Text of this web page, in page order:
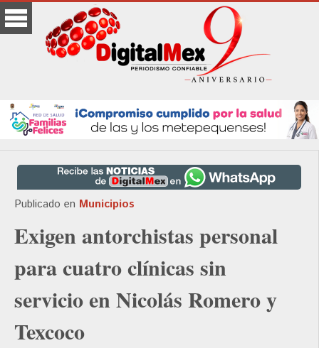
Publicado en Municipios
Exigen antorchistas personal
para cuatro clínicas sin
servicio en Nicolás Romero y
Texcoco